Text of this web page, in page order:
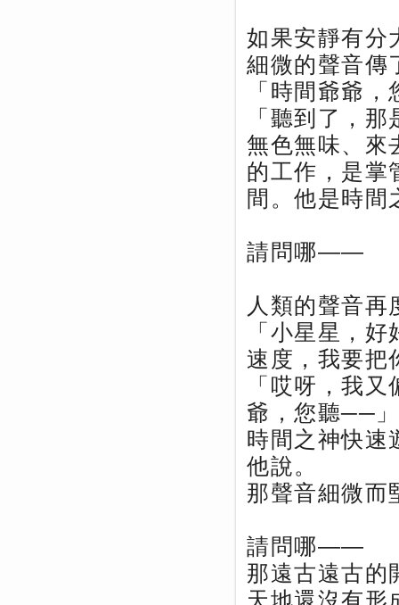
如果安靜有分
細微的聲音
「時間爺爺
「聽到了，
無色無味、來
的工作，是掌
間。他是時間
請問哪——
人類的聲音再
「小星星，
速度，我要把
「哎呀，我
爺，您聽──」
時間之神快速
他說。
那聲音細微而
請問哪——
那遠古遠古的
天地還沒有形